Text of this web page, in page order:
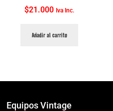
$21.000 Iva Inc.
Añadir al carrito
Equipos Vintage